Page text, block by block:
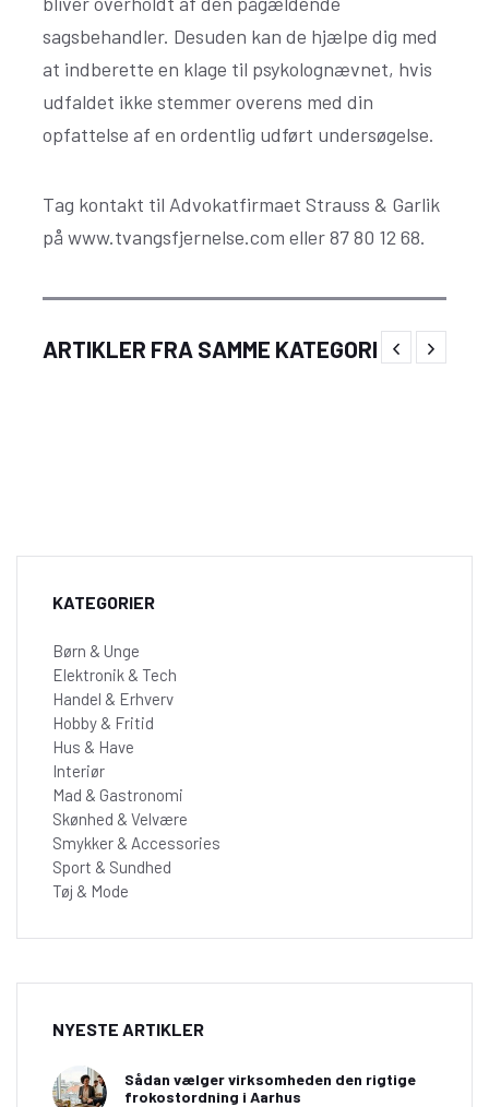
sagsbehandler. Desuden kan de hjælpe dig med
at indberette en klage til psykolognævnet, hvis
udfaldet ikke stemmer overens med din
opfattelse af en ordentlig udført undersøgelse.
Tag kontakt til Advokatfirmaet Strauss & Garlik
på www.tvangsfjernelse.com eller 87 80 12 68.
ARTIKLER FRA SAMME KATEGORI
Bliv klogere på både tvangsfjernelser og på
Barnets Lov
KATEGORIER
Børn & Unge
Elektronik & Tech
Handel & Erhverv
Hobby & Fritid
Hus & Have
Interiør
Mad & Gastronomi
Skønhed & Velvære
Smykker & Accessories
Sport & Sundhed
Tøj & Mode
NYESTE ARTIKLER
Sådan vælger virksomheden den rigtige
frokostordning i Aarhus